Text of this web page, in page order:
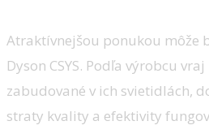
Atraktívnejšou ponukou môže
Dyson CSYS. Podľa výrobcu
zabudované v ich svietidlách,
straty kvality a efektivity